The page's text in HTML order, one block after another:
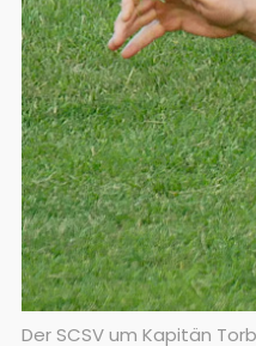
Der SCSV um Kapitän